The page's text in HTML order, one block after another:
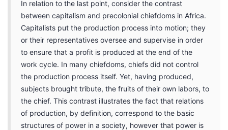
In relation to the last point, consider the contrast
between capitalism and precolonial chiefdoms in Africa.
Capitalists put the production process into motion; they
or their representatives oversee and supervise in order
to ensure that a profit is produced at the end of the
work cycle. In many chiefdoms, chiefs did not control
the production process itself. Yet, having produced,
subjects brought tribute, the fruits of their own labors, to
the chief. This contrast illustrates the fact that relations
of production, by definition, correspond to the basic
structures of power in a society, however that power is